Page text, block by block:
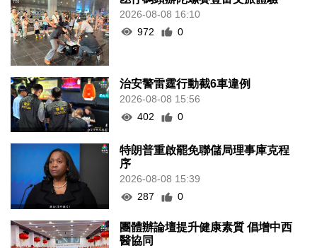
2026-08-08 16:10
972
0
治安警雷霆行動截6車違例
2026-08-08 15:56
402
0
特朗普重啟罷免聯儲局理事庫克程
序
2026-08-08 15:39
287
0
團體辦論壇提升健康素質 倡增中西
醫協同